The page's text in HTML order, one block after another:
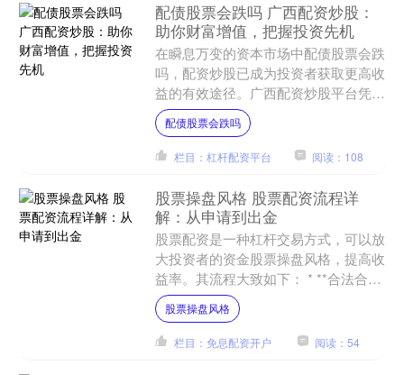
配债股票会跌吗 广西配资炒股：
助你财富增值，把握投资先机
在瞬息万变的资本市场中配债股票会跌
吗，配资炒股已成为投资者获取更高收
益的有效途径。广西配资炒股平台凭借
其专业性、安全性，为投资者提供了绝
佳的投资机会。 * **....
配债股票会跌吗
栏目：杠杆配资平台 阅读：108
股票操盘风格 股票配资流程详
解：从申请到出金
股票配资是一种杠杆交易方式，可以放
大投资者的资金股票操盘风格，提高收
益率。其流程大致如下： * **合法合
规：**持有国家相关监管部门颁发的经
营许可证，受法律法....
股票操盘风格
栏目：免息配资开户 阅读：54